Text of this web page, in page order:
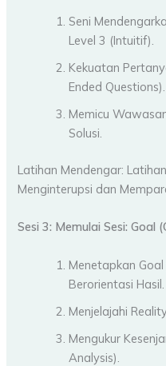
Seni
Level 3 (Intuitif).
Kekuatan
Ended Questions).
Memicu
Solusi.
Latihan Mendengar:
Menginterupsi dan
Sesi 3: Memulai Sesi: Goal
Menetapkan
Berorientasi Hasil.
Menjelajahi
Mengukur
Analysis).